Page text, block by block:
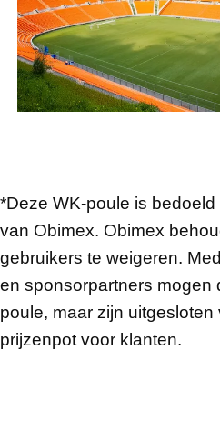
*Deze WK-poule is
van Obimex. Obimex
gebruikers te weigeren.
en sponsorpartners mogen
poule, maar zijn uitgesloten
prijzenpot voor klanten.